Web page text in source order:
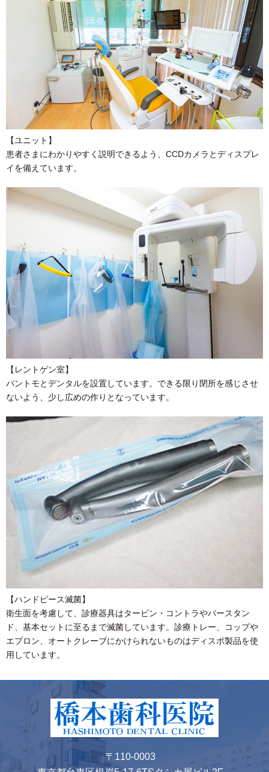
【ユニット】
患者さまにわかりやすく説明できるよう、CCDカメラとディスプレ
イを備えています。
【レントゲン室】
パントモとデンタルを設置しています。できる限り閉所を感じさせ
ないよう、少し広めの作りとなっています。
【ハンドピース滅菌】
衛生面を考慮して、診療器具はタービン・コントラやバースタン
ド、基本セットに至るまで滅菌しています。診療トレー、コップや
エプロン、オートクレーブにかけられないものはディスポ製品を使
用しています。
〒110-0003